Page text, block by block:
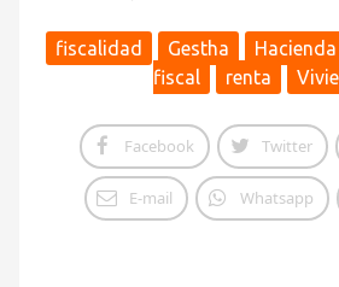
fiscalidad Gestha Hacienda
fiscal
renta
Facebook Twitter
E-mail Whatsapp